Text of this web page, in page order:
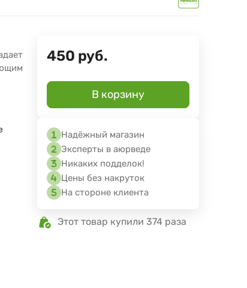
450 руб.
В корзину
Надёжный магазин
Эксперты в аюрведе
Никаких подделок!
Цены без накруток
На стороне клиента
Этот товар купили 374 раза